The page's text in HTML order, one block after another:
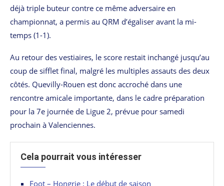
déjà triple buteur contre ce même adversaire en
championnat, a permis au QRM d’égaliser avant la mi-
temps (1-1).
Au retour des vestiaires, le score restait inchangé jusqu’au
coup de sifflet final, malgré les multiples assauts des deux
côtés. Quevilly-Rouen est donc accroché dans une
rencontre amicale importante, dans le cadre préparation
pour la 7e journée de Ligue 2, prévue pour samedi
prochain à Valenciennes.
Cela pourrait vous intéresser
Foot – Hongrie : Le début de saison